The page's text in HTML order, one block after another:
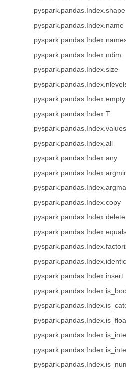
pyspark.pandas.Index.shape
pyspark.pandas.Index.name
pyspark.pandas.Index.ndim
pyspark.pandas.Index.size
pyspark.pandas.Index.empty
pyspark.pandas.Index.T
pyspark.pandas.Index.values
pyspark.pandas.Index.all
pyspark.pandas.Index.any
pyspark.pandas.Index.copy
pyspark.pandas.Index.delete
pyspark.pandas.Index.equals
pyspark.pandas.Index.insert